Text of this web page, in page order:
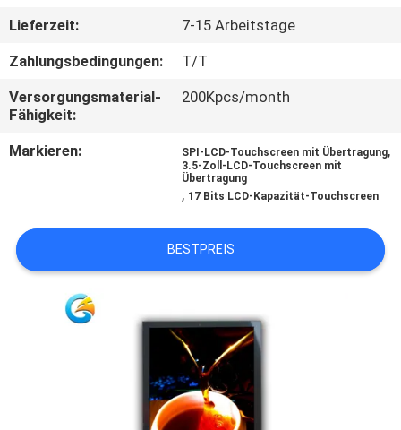
BITTE UM
EIN
ANGEBOT
SITEMAP
POLICY
Lieferzeit:
7-15 Arbeitstage
Zahlungsbedingungen:
T/T
Versorgungsmaterial-
Fähigkeit:
200Kpcs/month
Markieren: SPI-LCD-Touchscreen mit Übertragung,
3.5-Zoll-LCD-Touchscreen mit
Übertragung
, 17 Bits LCD-Kapazität-Touchscreen
BESTPREIS